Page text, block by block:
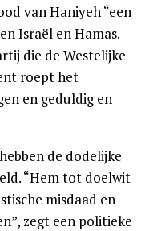
van Haniyeh “een
Israël en Hamas.
die de Westelijke
roept het
en geduldig en
de dodelijke
“Hem tot doelwit
misdaad en
zegt een politieke